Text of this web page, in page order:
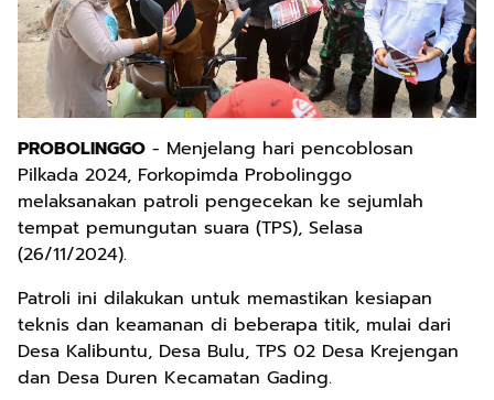
PROBOLINGGO - Menjelang hari pencoblosan
Pilkada 2024, Forkopimda Probolinggo
melaksanakan patroli pengecekan ke sejumlah
tempat pemungutan suara (TPS), Selasa
(26/11/2024).
Patroli ini dilakukan untuk memastikan kesiapan
teknis dan keamanan di beberapa titik, mulai dari
Desa Kalibuntu, Desa Bulu, TPS 02 Desa Krejengan
dan Desa Duren Kecamatan Gading.